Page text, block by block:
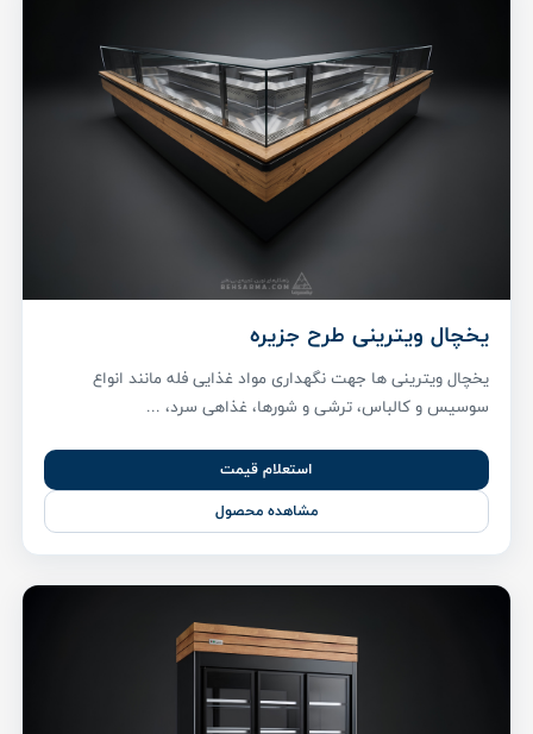
یخچال ویترینی طرح جزیره
یخچال ویترینی ها جهت نگهداری مواد غذایی فله مانند انواع
سوسیس و کالباس، ترشی و شورها، غذاهی سرد، ...
استعلام قیمت
مشاهده محصول